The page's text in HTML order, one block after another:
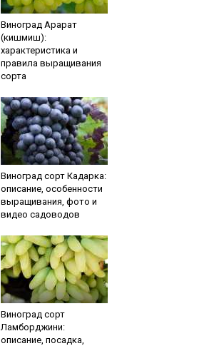
Виноград Арарат
(кишмиш):
характеристика и
правила выращивания
сорта
Виноград сорт Кадарка:
описание, особенности
выращивания, фото и
видео садоводов
Виноград сорт
Ламборджини:
описание, посадка,